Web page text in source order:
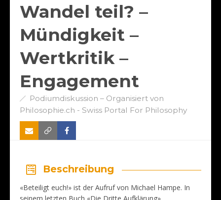
Wandel teil? –
Mündigkeit –
Wertkritik –
Engagement
Podiumdiskussion – Organisiert von
Philosophie.ch - Swiss Portal For Philosophy
Beschreibung
«Beteiligt euch!» ist der Aufruf von Michael Hampe. In